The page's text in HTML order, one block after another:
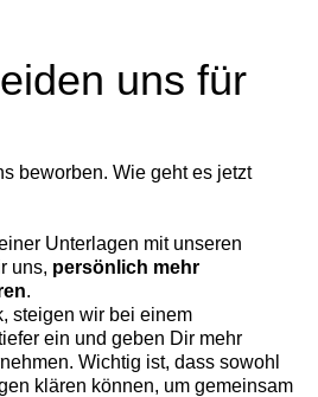
uns für
beworben. Wie geht es jetzt
Unterlagen mit unseren
uns, persönlich mehr
.
steigen wir bei einem
ein und geben Dir mehr
Wichtig ist, dass sowohl
klären können, um gemeinsam